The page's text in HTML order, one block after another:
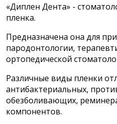
«Диплен Дента» -
пленка.
Предназначена она для
пародонтологии,
ортопедической
Различные виды пленки
антибактериальных,
обезболивающих,
компонентов.